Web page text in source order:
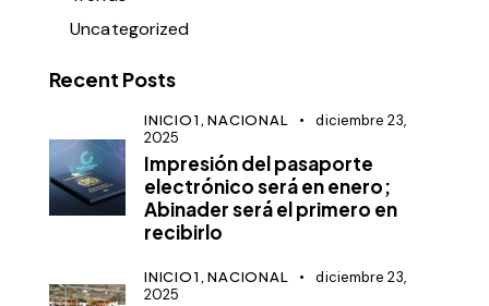
Uncategorized
Recent Posts
INICIO1,NACIONAL
diciembre 23,
2025
Impresión del pasaporte
electrónico será en enero;
Abinader será el primero en
recibirlo
INICIO1,NACIONAL
diciembre 23,
2025